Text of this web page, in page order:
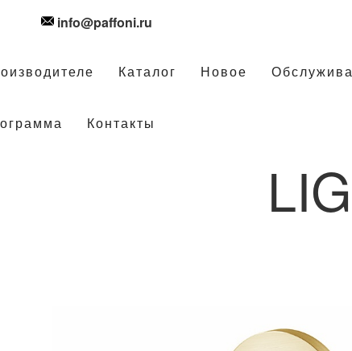
info@paffoni.ru
Каталог Новое
Контакты